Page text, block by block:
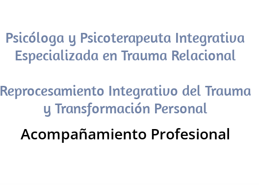
Psicóloga y Psicoterapeuta Integrativa
Especializada en Trauma Relacional
Reprocesamiento Integrativo del Trauma
y Transformación Personal
Acompañamiento Profesional